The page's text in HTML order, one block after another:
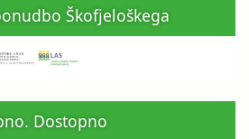
Škofjeloškega
Dostopno